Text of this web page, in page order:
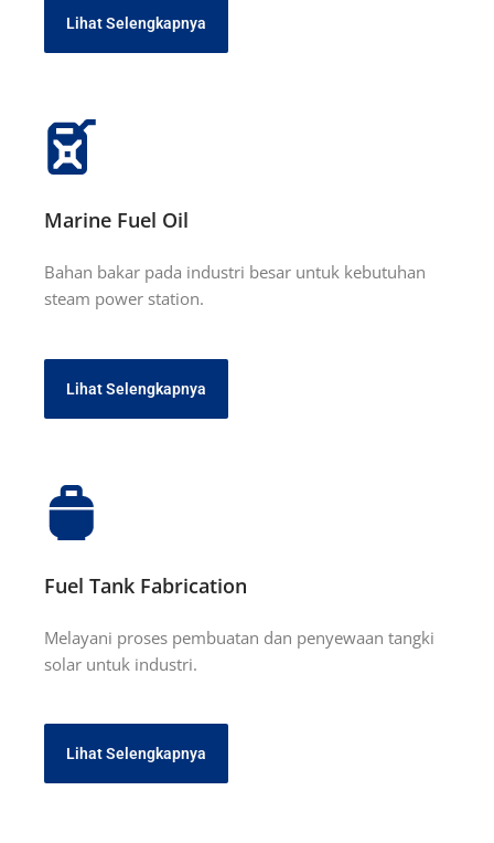
Lihat Selengkapnya
Marine Fuel Oil
Bahan bakar pada industri besar untuk kebutuhan
steam power station.
Lihat Selengkapnya
Fuel Tank Fabrication
Melayani proses pembuatan dan penyewaan tangki
solar untuk industri.
Lihat Selengkapnya